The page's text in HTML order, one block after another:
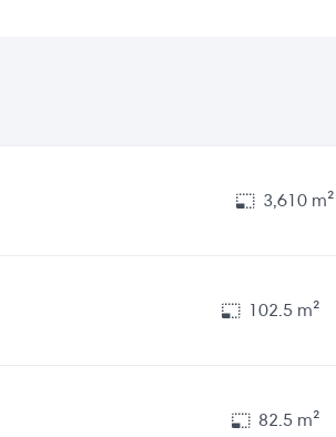
3,610 m²
102.5 m²
82.5 m²